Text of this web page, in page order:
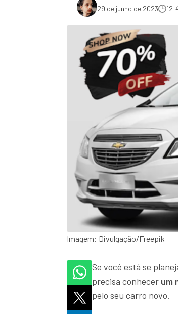
29 de junho de 2023
Imagem: Divulgação/Freepik
Se você está se
precisa conhecer um
pelo seu carro novo.